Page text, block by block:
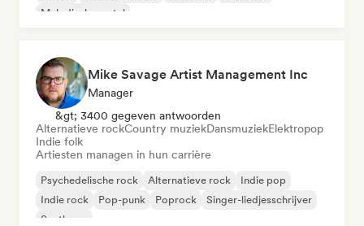
Melodische metal
Mike Savage Artist Management Inc
Manager
&gt; 3400 gegeven antwoorden
Alternatieve rockCountry muziekDansmuziekElektropop
Indie folk
Artiesten managen in hun carrière
Psychedelische rock Alternatieve rock
Indie pop
Indie rock
Pop-punk Poprock
Singer-liedjesschrijver
Synthpop